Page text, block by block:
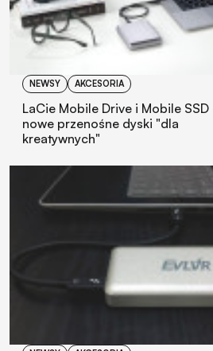
NEWSY AKCESORIA
LaCie Mobile Drive i Mobile SSD
nowe przenośne dyski "dla
kreatywnych"